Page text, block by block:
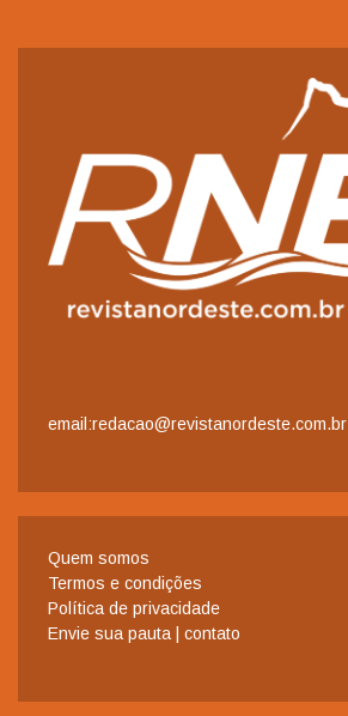
email:redacao@revistanordeste.com.br
Quem somos
Termos e condições
Política de privacidade
Envie sua pauta | contato